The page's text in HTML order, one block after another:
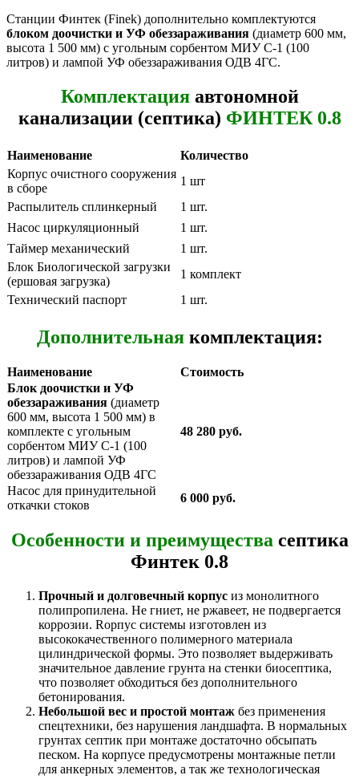
Станции Финтек (Finek) дополнительно комплектуются
блоком доочистки и УФ обеззараживания (диаметр 600 мм,
высота 1 500 мм) с угольным сорбентом МИУ С-1 (100
литров) и лампой УФ обеззараживания ОДВ 4ГС.
Комплектацияавтономной
канализации (септика) ФИНТЕК 0.8
Наименование
Количество
Корпус очистного сооружения
в сборе
1 шт
Распылитель сплинкерный
1 шт.
Насос циркуляционный
1 шт.
Таймер механический
1 шт.
Блок Биологической загрузки
(ершовая загрузка)
1 комплект
Технический паспорт
1 шт.
Дополнительнаякомплектация:
Наименование
Стоимость
Блок доочистки и УФ
обеззараживания (диаметр
600 мм, высота 1 500 мм) в
комплекте с угольным
сорбентом МИУ С-1 (100
литров) и лампой УФ
обеззараживания ОДВ 4ГС
48 280 руб.
Насос для принудительной
откачки стоков
6 000 руб.
Особенности и преимущества септика
Финтек 0.8
Прочный и долговечный корпус из монолитного
полипропилена. Не гниет, не ржавеет, не подвергается
коррозии. Rорпус системы изготовлен из
высококачественного полимерного материала
цилиндрической формы. Это позволяет выдерживать
значительное давление грунта на стенки биосептика,
что позволяет обходиться без дополнительного
бетонирования.
Небольшой вес и простой монтаж без применения
спецтехники, без нарушения ландшафта. В нормальных
грунтах септик при монтаже достаточно обсыпать
песком. На корпусе предусмотрены монтажные петли
для анкерных элементов, а так же технологическая